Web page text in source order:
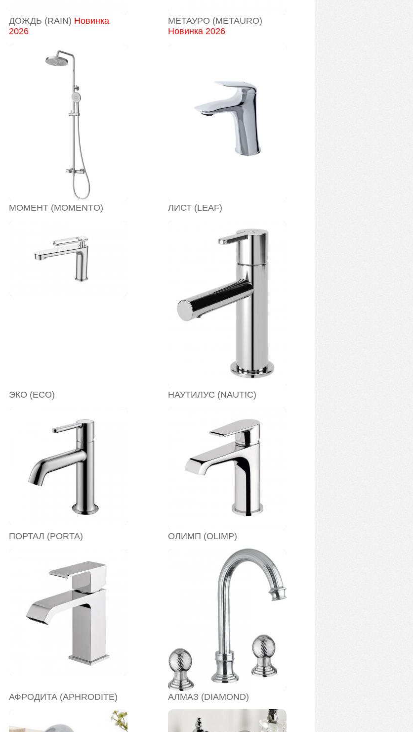
ДОЖДЬ (RAIN) Новинка
2026
МЕТАУРО (METAURO)
Новинка 2026
МОМЕНТ (MOMENTO) ЛИСТ (LEAF)
ЭКО (ECO) НАУТИЛУС (NAUTIC)
ПОРТАЛ (PORTA) ОЛИМП (OLIMP)
АФРОДИТА (APHRODITE) АЛМАЗ (DIAMOND)